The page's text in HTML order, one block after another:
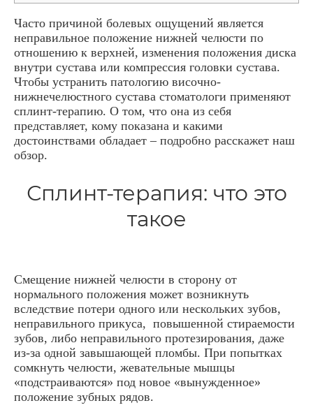
Часто причиной болевых ощущений является
неправильное положение нижней челюсти по
отношению к верхней, изменения положения диска
внутри сустава или компрессия головки сустава.
Чтобы устранить патологию височно-
нижнечелюстного сустава стоматологи применяют
сплинт-терапию. О том, что она из себя
представляет, кому показана и какими
достоинствами обладает – подробно расскажет наш
обзор.
Сплинт-терапия: что это
такое
Смещение нижней челюсти в сторону от
нормального положения может возникнуть
вследствие потери одного или нескольких зубов,
неправильного прикуса, повышенной стираемости
зубов, либо неправильного протезирования, даже
из-за одной завышающей пломбы. При попытках
сомкнуть челюсти, жевательные мышцы
«подстраиваются» под новое «вынужденное»
положение зубных рядов.